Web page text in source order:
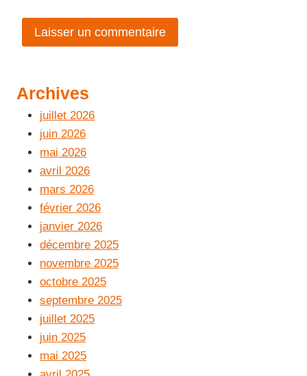
Archives
juillet 2026
juin 2026
mai 2026
avril 2026
mars 2026
février 2026
janvier 2026
décembre 2025
novembre 2025
octobre 2025
septembre 2025
juillet 2025
juin 2025
mai 2025